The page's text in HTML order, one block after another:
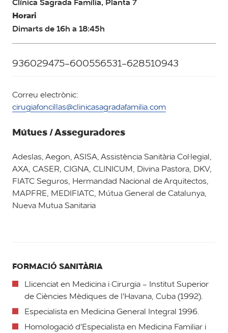
Clínica Sagrada Família, Planta 7
Horari
Dimarts de 16h a 18:45h
936029475-600556531-628510943
Correu electrònic:
cirugiafoncillas@clinicasagradafamilia.com
Mútues / Asseguradores
Adeslas, Aegon, ASISA, Assistència Sanitària Col·legial,
AXA, CASER, CIGNA, CLINICUM, Divina Pastora, DKV,
FIATC Seguros, Hermandad Nacional de Arquitectos,
MAPFRE, MEDIFIATC, Mútua General de Catalunya,
Nueva Mutua Sanitaria
FORMACIÓ SANITÀRIA
Llicenciat en Medicina i Cirurgia - Institut Superior
de Ciències Mèdiques de l'Havana, Cuba (1992).
Especialista en Medicina General Integral 1996.
Homologació d'Especialista en Medicina Familiar i